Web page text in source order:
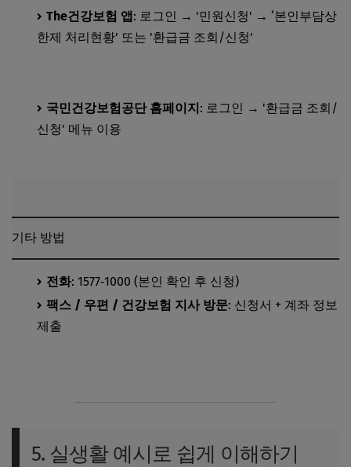
The건강보험 앱: 로그인 → '민원신청' → ‘본인부담상
한제 처리현황’ 또는 '환급금 조회/신청'
국민건강보험공단 홈페이지: 로그인 → '환급금 조회/
신청' 메뉴 이용
기타 방법
전화: 1577‑1000 (본인 확인 후 신청)
팩스 / 우편 / 건강보험 지사 방문: 신청서 + 계좌 정보
제출
5. 실생활 예시로 쉽게 이해하기